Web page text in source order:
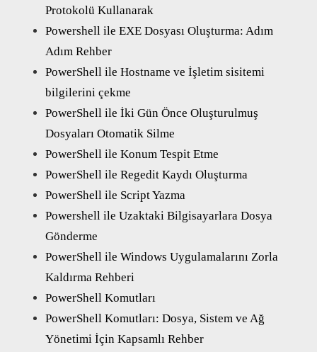
Protokolü Kullanarak
Powershell ile EXE Dosyası Oluşturma: Adım
Adım Rehber
PowerShell ile Hostname ve İşletim sisitemi
bilgilerini çekme
PowerShell ile İki Gün Önce Oluşturulmuş
Dosyaları Otomatik Silme
PowerShell ile Konum Tespit Etme
PowerShell ile Regedit Kaydı Oluşturma
PowerShell ile Script Yazma
Powershell ile Uzaktaki Bilgisayarlara Dosya
Gönderme
PowerShell ile Windows Uygulamalarını Zorla
Kaldırma Rehberi
PowerShell Komutları
PowerShell Komutları: Dosya, Sistem ve Ağ
Yönetimi İçin Kapsamlı Rehber